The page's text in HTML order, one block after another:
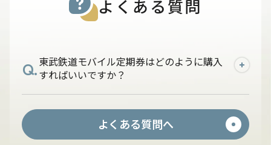
よくある質問
Q.東武鉄道モバイル定期券はどのように購入
すればいいですか？
A.PASMOアプリに東武カードをご登録いた
だき、東武鉄道が発駅のモバイル定期券を
購入してください。
よくある質問へ